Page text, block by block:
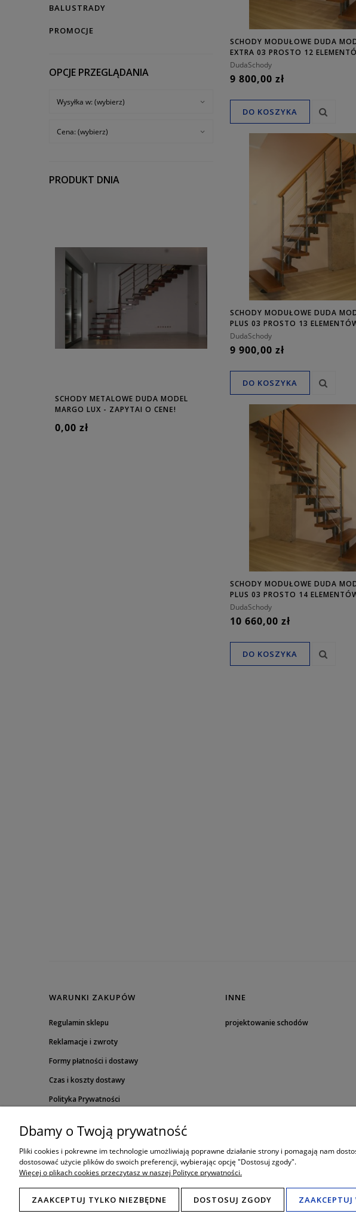
BALUSTRADY
PROMOCJE
OPCJE PRZEGLĄDANIA
Wysyłka w: (wybierz)
Cena: (wybierz)
PRODUKT DNIA
SCHODY METALOWE DUDA MODEL
MARGO LUX - ZAPYTAJ O CENĘ!
0,00 zł
POLLO U-180 - ZAPYTAJ O CENĘ!
0,00 zł
SCHODY MODUŁOWE DUDA
EXTRA 03 PROSTO 12
DudaSchody
9 800,00 zł
DO KOSZYKA
SCHODY MODUŁOWE DUDA
PLUS 03 PROSTO 13
DudaSchody
9 900,00 zł
DO KOSZYKA
SCHODY MODUŁOWE DUDA
PLUS 03 PROSTO 14
DudaSchody
10 660,00 zł
DO KOSZYKA
WARUNKI ZAKUPÓW
Regulamin sklepu
Reklamacje i zwroty
Formy płatności i dostawy
Czas i koszty dostawy
Polityka Prywatności
INNE
projektowanie schodów
Tel.
e-
Dbamy o Twoją prywatność
Pliki cookies i pokrewne im technologie umożliwiają poprawne działanie strony i pomagają nam
dostosować użycie plików do swoich preferencji, wybierając opcję "Dostosuj zgody".
Więcej o plikach cookies przeczytasz w naszej Polityce prywatności.
ZAAKCEPTUJ TYLKO NIEZBĘDNE DOSTOSUJ ZGODY